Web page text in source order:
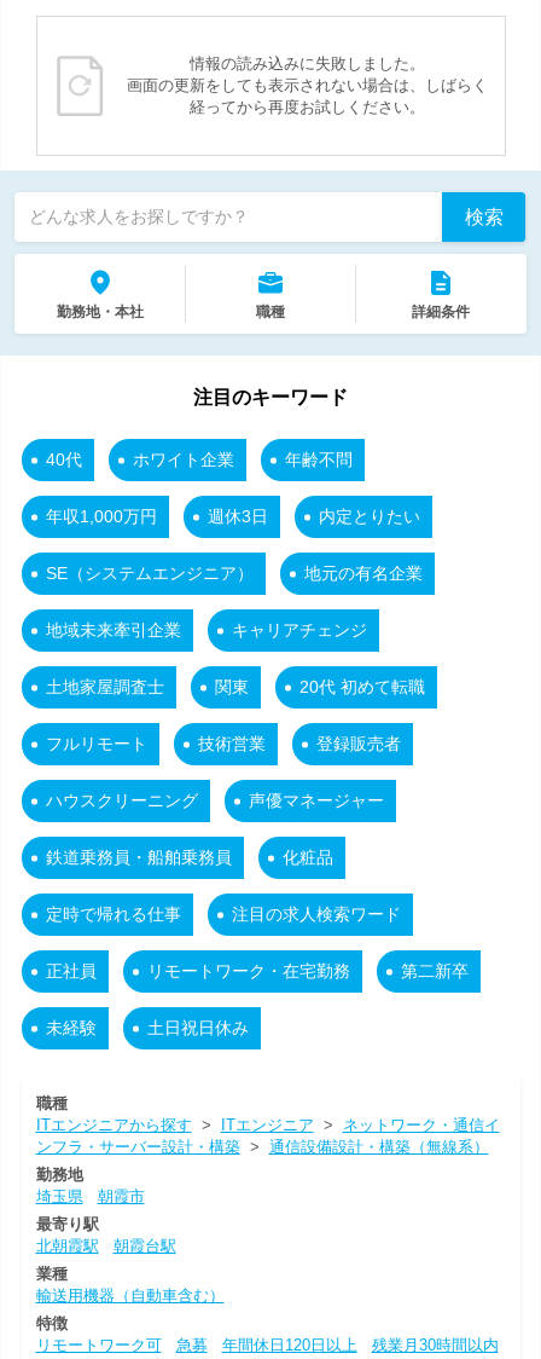
情報の読み込みに失敗しました。
画面の更新をしても表示されない場合は、しばらく
経ってから再度お試しください。
どんな求人をお探しですか？ 検索
勤務地・本社 職種 詳細条件
注目のキーワード
40代 ホワイト企業 年齢不問
年収1,000万円 週休3日 内定とりたい
SE（システムエンジニア） 地元の有名企業
地域未来牽引企業 キャリアチェンジ
土地家屋調査士 関東 20代 初めて転職
フルリモート 技術営業 登録販売者
ハウスクリーニング 声優マネージャー
鉄道乗務員・船舶乗務員 化粧品
定時で帰れる仕事 注目の求人検索ワード
正社員 リモートワーク・在宅勤務 第二新卒
未経験 土日祝日休み
職種
ITエンジニアから探す > ITエンジニア > ネットワーク・通信イ
ンフラ・サーバー設計・構築> 通信設備設計・構築（無線系）
勤務地
埼玉県
朝霞市
最寄り駅
北朝霞駅
朝霞台駅
業種
輸送用機器（自動車含む）
特徴
リモートワーク可
急募 年間休日120日以上
残業月30時間以内